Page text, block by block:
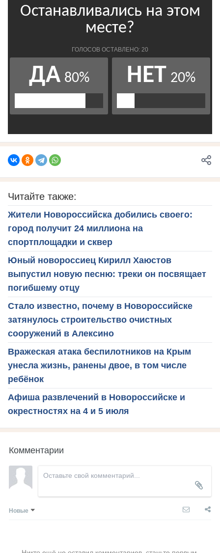
Читайте также:
Жители Новороссийска добились своего:
город получит 24 миллиона на
спортплощадки и сквер
Юный новороссиец Кирилл Хаюстов
выпустил новую песню: треки он посвящает
погибшему отцу
Стало известно, почему в Новороссийске
затянулось строительство очистных
сооружений в Алексино
Вражеская атака беспилотников на Крым
унесла жизнь, ранены двое, в том числе
ребёнок
Афиша развлечений в Новороссийске и
окрестностях на 4 и 5 июля
Комментарии
Новые